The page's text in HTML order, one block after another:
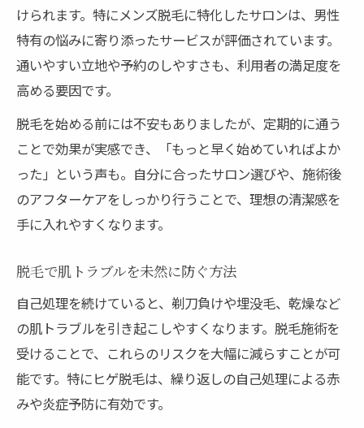
けられます。特にメンズ脱毛に特化したサロンは、男性
特有の悩みに寄り添ったサービスが評価されています。
通いやすい立地や予約のしやすさも、利用者の満足度を
高める要因です。
脱毛を始める前には不安もありましたが、定期的に通う
ことで効果が実感でき、「もっと早く始めていればよか
った」という声も。自分に合ったサロン選びや、施術後
のアフターケアをしっかり行うことで、理想の清潔感を
手に入れやすくなります。
脱毛で肌トラブルを未然に防ぐ方法
自己処理を続けていると、剃刀負けや埋没毛、乾燥など
の肌トラブルを引き起こしやすくなります。脱毛施術を
受けることで、これらのリスクを大幅に減らすことが可
能です。特にヒゲ脱毛は、繰り返しの自己処理による赤
みや炎症予防に有効です。